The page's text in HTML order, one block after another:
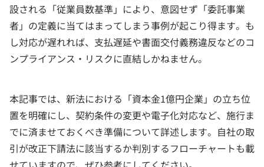
設される「従業員数基準」により、意図せず「委託事業
者」の定義に当てはまってしまう事例が起こり得ます。も
し対応が遅れれば、支払遅延や書面交付義務違反などのコ
ンプライアンス・リスクに直結しかねません。
本記事では、新法における「資本金1億円企業」の立ち位
置を明確にし、契約条件の変更や電子化対応など、施行ま
でに済ませておくべき準備について詳述します。自社の取
引が改正下請法に該当するか判別するフローチャートも載